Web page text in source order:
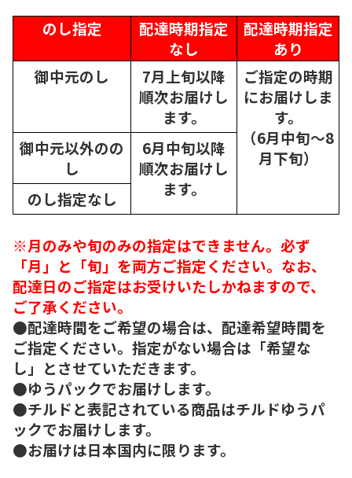
のし指定
配達時期指定
なし
配達時期指定
あり
御中元のし
7月上旬以降
順次お届けし
ます。
ご指定の時期
にお届けしま
す。
（6月中旬～8
月下旬）
御中元以外のの
し
6月中旬以降
順次お届けし
ます。
のし指定なし
※月のみや旬のみの指定はできません。必ず
「月」と「旬」を両方ご指定ください。なお、
配達日のご指定はお受けいたしかねますので、
ご了承ください。
●配達時間をご希望の場合は、配達希望時間を
ご指定ください。指定がない場合は「希望な
し」とさせていただきます。
●ゆうパックでお届けします。
●チルドと表記されている商品はチルドゆうパ
ックでお届けします。
●お届けは日本国内に限ります。